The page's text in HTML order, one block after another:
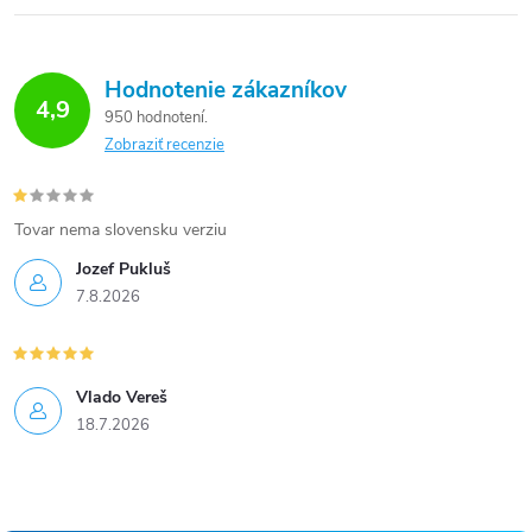
4,9
Hodnotenie zákazníkov
950 hodnotení
Zobraziť recenzie
Jozef Pukluš
7.8.2026
Tovar nema slovensku verziu
Vlado Vereš
18.7.2026